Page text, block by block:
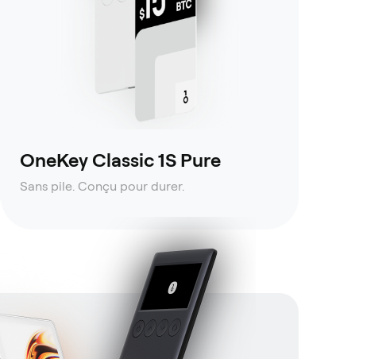
OneKey Classic 1S Pure
Sans pile. Conçu pour durer.